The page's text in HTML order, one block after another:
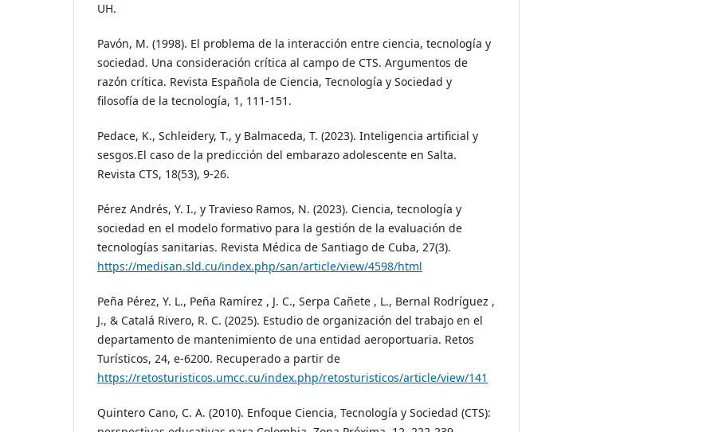
UH.
Pavón, M. (1998). El problema de la interacción entre ciencia, tecnología y
sociedad. Una consideración crítica al campo de CTS. Argumentos de
razón crítica. Revista Española de Ciencia, Tecnología y Sociedad y
filosofía de la tecnología, 1, 111-151.
Pedace, K., Schleidery, T., y Balmaceda, T. (2023). Inteligencia artificial y
sesgos.El caso de la predicción del embarazo adolescente en Salta.
Revista CTS, 18(53), 9-26.
Pérez Andrés, Y. I., y Travieso Ramos, N. (2023). Ciencia, tecnología y
sociedad en el modelo formativo para la gestión de la evaluación de
tecnologías sanitarias. Revista Médica de Santiago de Cuba, 27(3).
https://medisan.sld.cu/index.php/san/article/view/4598/html
Peña Pérez, Y. L., Peña Ramírez , J. C., Serpa Cañete , L., Bernal Rodríguez ,
J., & Catalá Rivero, R. C. (2025). Estudio de organización del trabajo en el
departamento de mantenimiento de una entidad aeroportuaria. Retos
Turísticos, 24, e-6200. Recuperado a partir de
https://retosturisticos.umcc.cu/index.php/retosturisticos/article/view/141
Quintero Cano, C. A. (2010). Enfoque Ciencia, Tecnología y Sociedad (CTS):